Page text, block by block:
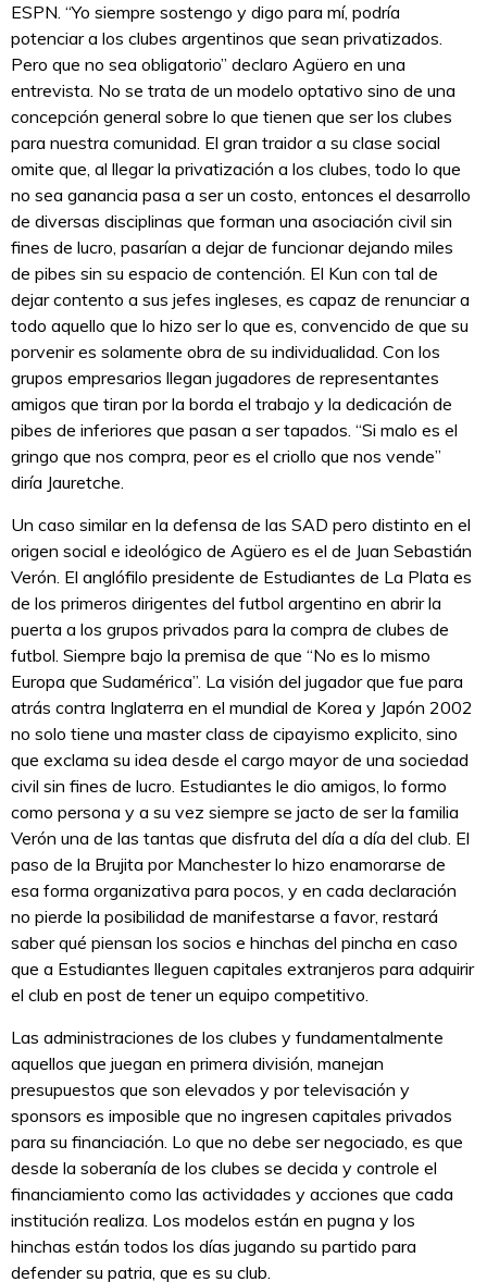
ESPN. “Yo siempre sostengo y digo para mí, podría
potenciar a los clubes argentinos que sean privatizados.
Pero que no sea obligatorio” declaro Agüero en una
entrevista. No se trata de un modelo optativo sino de una
concepción general sobre lo que tienen que ser los clubes
para nuestra comunidad. El gran traidor a su clase social
omite que, al llegar la privatización a los clubes, todo lo que
no sea ganancia pasa a ser un costo, entonces el desarrollo
de diversas disciplinas que forman una asociación civil sin
fines de lucro, pasarían a dejar de funcionar dejando miles
de pibes sin su espacio de contención. El Kun con tal de
dejar contento a sus jefes ingleses, es capaz de renunciar a
todo aquello que lo hizo ser lo que es, convencido de que su
porvenir es solamente obra de su individualidad. Con los
grupos empresarios llegan jugadores de representantes
amigos que tiran por la borda el trabajo y la dedicación de
pibes de inferiores que pasan a ser tapados. “Si malo es el
gringo que nos compra, peor es el criollo que nos vende”
diría Jauretche.
Un caso similar en la defensa de las SAD pero distinto en el
origen social e ideológico de Agüero es el de Juan Sebastián
Verón. El anglófilo presidente de Estudiantes de La Plata es
de los primeros dirigentes del futbol argentino en abrir la
puerta a los grupos privados para la compra de clubes de
futbol. Siempre bajo la premisa de que “No es lo mismo
Europa que Sudamérica”. La visión del jugador que fue para
atrás contra Inglaterra en el mundial de Korea y Japón 2002
no solo tiene una master class de cipayismo explicito, sino
que exclama su idea desde el cargo mayor de una sociedad
civil sin fines de lucro. Estudiantes le dio amigos, lo formo
como persona y a su vez siempre se jacto de ser la familia
Verón una de las tantas que disfruta del día a día del club. El
paso de la Brujita por Manchester lo hizo enamorarse de
esa forma organizativa para pocos, y en cada declaración
no pierde la posibilidad de manifestarse a favor, restará
saber qué piensan los socios e hinchas del pincha en caso
que a Estudiantes lleguen capitales extranjeros para adquirir
el club en post de tener un equipo competitivo.
Las administraciones de los clubes y fundamentalmente
aquellos que juegan en primera división, manejan
presupuestos que son elevados y por televisación y
sponsors es imposible que no ingresen capitales privados
para su financiación. Lo que no debe ser negociado, es que
desde la soberanía de los clubes se decida y controle el
financiamiento como las actividades y acciones que cada
institución realiza. Los modelos están en pugna y los
hinchas están todos los días jugando su partido para
defender su patria, que es su club.